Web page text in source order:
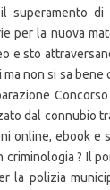
superamento
per la nuova
e sto
non si sa
dal connubio
online, ebook e
? Il
la polizia